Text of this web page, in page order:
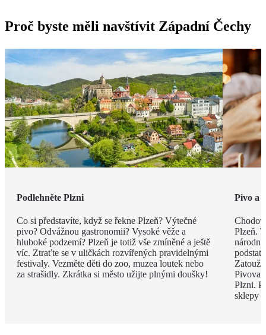
Proč byste měli navštívit Západní Čechy
Podlehněte Plzni
Co si představíte, když se řekne Plzeň? Výtečné
pivo? Odvážnou gastronomii? Vysoké věže a
hluboké podzemí? Plzeň je totiž vše zmíněné a ještě
víc. Ztraťte se v uličkách rozvířených pravidelnými
festivaly. Vezměte děti do zoo, muzea loutek nebo
za strašidly. Zkrátka si město užijte plnými doušky!
Pivo a
Plzeň.
národní
Plzni.
sklepy